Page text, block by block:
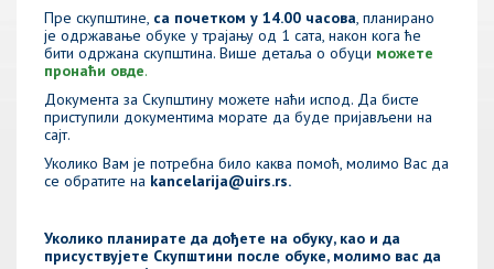
Пре скупштине, са почетком у 14.00 часова, планирано
је одржавање обуке у трајању од 1 сата, након кога ће
бити одржана скупштина. Више детаља о обуци можете
пронаћи овде.
Документа за Скупштину можете наћи испод. Да бисте
приступили документима морате да буде пријављени на
сајт.
Уколико Вам је потребна било каква помоћ, молимо Вас да
се обратите на kancelarija@uirs.rs.
Уколико планирате да дођете на обуку, као и да
присуствујете Скупштини после обуке, молимо вас да